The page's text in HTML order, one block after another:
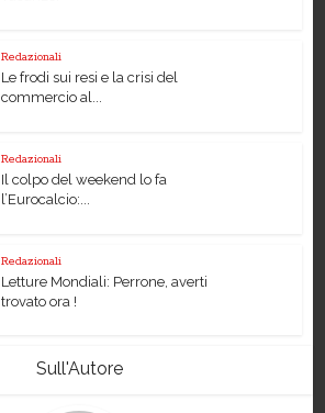
Redazionali
Le frodi sui resi e la crisi del
commercio al...
Redazionali
Il colpo del weekend lo fa
l’Eurocalcio:...
Redazionali
Letture Mondiali: Perrone, averti
trovato ora !
Sull'Autore